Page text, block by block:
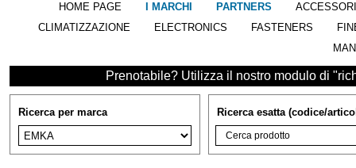
HOME PAGE I MARCHI PARTNERS
ACCESSORI
CLIMATIZZAZIONE
ELECTRONICS FASTENERS
Prenotabile? Utilizza il nostro modulo di
Ricerca per marca Ricerca esatta (codice/